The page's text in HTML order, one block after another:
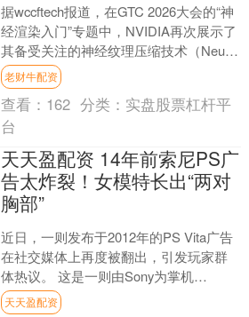
据wccftech报道，在GTC 2026大会的“神
经渲染入门”专题中，NVIDIA再次展示了
其备受关注的神经纹理压缩技术（Neural
Texture Com....
老财牛配资
查看： 162 分类： 实盘股票杠杆平
台
天天盈配资 14年前索尼PS广
告太炸裂！女模特长出“两对
胸部”
近日，一则发布于2012年的PS Vita广告
在社交媒体上再度被翻出，引发玩家群
体热议。 这是一则由Sony为掌机
PlayStation Vita推出的平面广告....
天天盈配资